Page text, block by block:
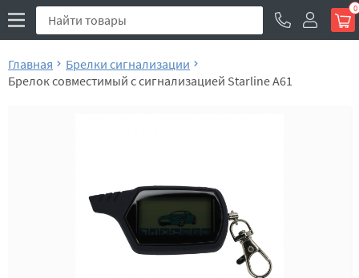
0
Главная
Брелки сигнализации
Брелок совместимый с сигнализацией Starline A61